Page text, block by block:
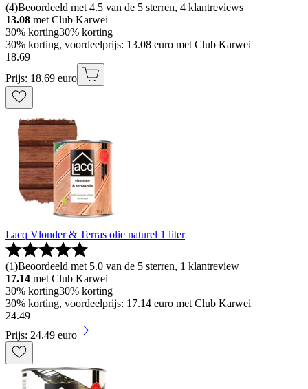
(4)Beoordeeld met 4.5 van de 5 sterren, 4 klantreviews
13.08 met Club Karwei
30% korting30% korting
30% korting, voordeelprijs: 13.08 euro met Club Karwei
18.69
Prijs: 18.69 euro
Lacq Vlonder & Terras olie naturel 1 liter
(1)Beoordeeld met 5.0 van de 5 sterren, 1 klantreview
17.14 met Club Karwei
30% korting30% korting
30% korting, voordeelprijs: 17.14 euro met Club Karwei
24.49
Prijs: 24.49 euro